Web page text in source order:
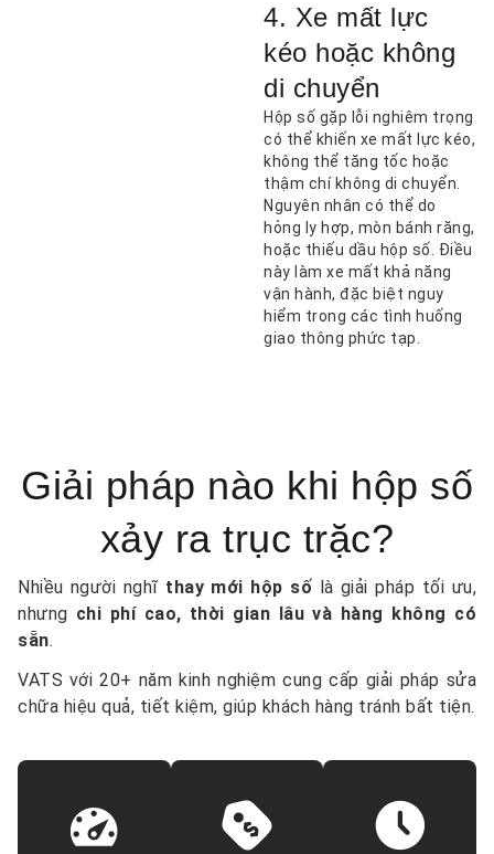
4. Xe mất lực
kéo hoặc không
di chuyển
Hộp số gặp lỗi nghiêm trọng
có thể khiến xe mất lực kéo,
không thể tăng tốc hoặc
thậm chí không di chuyển.
Nguyên nhân có thể do
hỏng ly hợp, mòn bánh răng,
hoặc thiếu dầu hộp số. Điều
này làm xe mất khả năng
vận hành, đặc biệt nguy
hiểm trong các tình huống
giao thông phức tạp.
Giải pháp nào khi hộp số
xảy ra trục trặc?
Nhiều người nghĩ thay mới hộp số là giải pháp tối ưu,
nhưng chi phí cao, thời gian lâu và hàng không có
sẵn.
VATS với 20+ năm kinh nghiệm cung cấp giải pháp sửa
chữa hiệu quả, tiết kiệm, giúp khách hàng tránh bất tiện.